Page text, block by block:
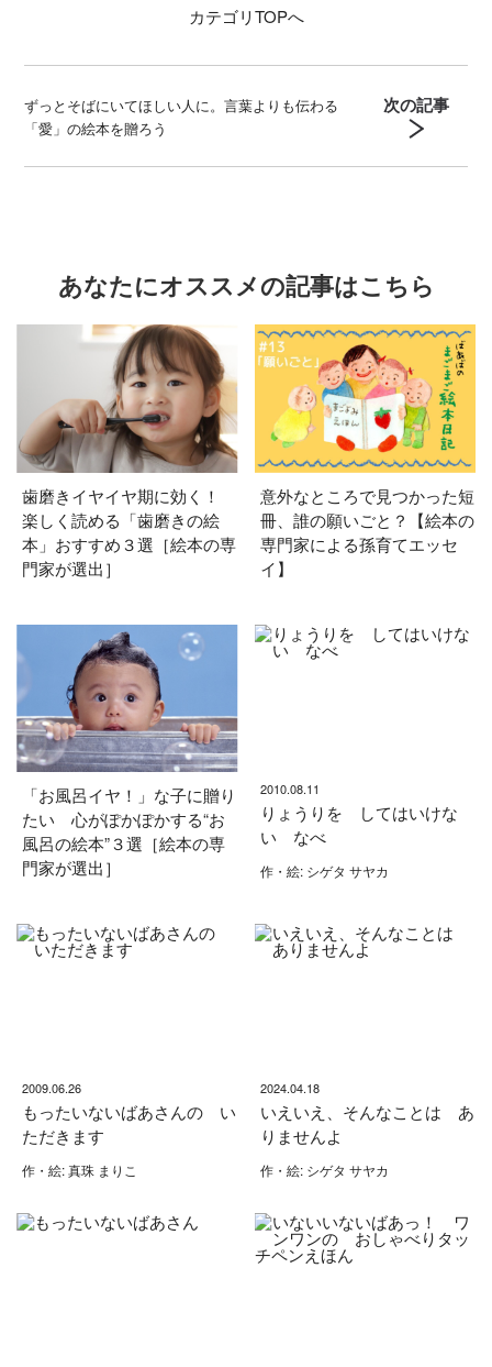
カテゴリTOPへ
ずっとそばにいてほしい人に。言葉よりも伝わる
「愛」の絵本を贈ろう
次の記事
あなたにオススメの記事はこちら
歯磨きイヤイヤ期に効く！
楽しく読める「歯磨きの絵
本」おすすめ３選［絵本の専
門家が選出］
意外なところで見つかった短
冊、誰の願いごと？【絵本の
専門家による孫育てエッセ
イ】
「お風呂イヤ！」な子に贈り
たい 心がぽかぽかする“お
風呂の絵本”３選［絵本の専
門家が選出］
2010.08.11
りょうりを してはいけな
い なべ
作・絵: シゲタ サヤカ
2009.06.26
もったいないばあさんの い
ただきます
作・絵: 真珠 まりこ
2024.04.18
いえいえ、そんなことは あ
りませんよ
作・絵: シゲタ サヤカ